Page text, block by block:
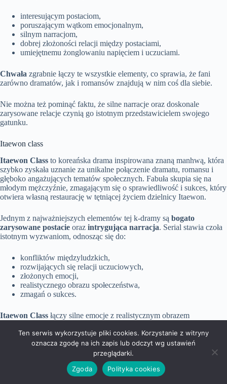
interesującym postaciom,
poruszającym wątkom emocjonalnym,
silnym narracjom,
dobrej złożoności relacji między postaciami,
umiejętnemu żonglowaniu napięciem i uczuciami.
Chwała zgrabnie łączy te wszystkie elementy, co sprawia, że fani
zarówno dramatów, jak i romansów znajdują w nim coś dla siebie.
Nie można też pominąć faktu, że silne narracje oraz doskonale
zarysowane relacje czynią go istotnym przedstawicielem swojego
gatunku.
Itaewon class
Itaewon Class to koreańska drama inspirowana znaną manhwą, która
szybko zyskała uznanie za unikalne połączenie dramatu, romansu i
głęboko angażujących tematów społecznych. Fabuła skupia się na
młodym mężczyźnie, zmagającym się o sprawiedliwość i sukces, który
otwiera własną restaurację w tętniącej życiem dzielnicy Itaewon.
Jednym z najważniejszych elementów tej k-dramy są bogato
zarysowane postacie oraz intrygująca narracja. Serial stawia czoła
istotnym wyzwaniom, odnosząc się do:
konfliktów międzyludzkich,
rozwijających się relacji uczuciowych,
złożonych emocji,
realistycznego obrazu społeczeństwa,
zmagań o sukces.
Itaewon Class łączy silne emocje z realistycznym obrazem
popularności oraz pozytywnej reakcji ze strony widzów, którzy
zachwycają się koreańskimi produkcjami.
Ten serwis wykorzystuje pliki cookies. Korzystanie z witryny
oznacza zgodę na ich zapis lub odczyt wg ustawień
przeglądarki.
Zgoda
Polityka cookies